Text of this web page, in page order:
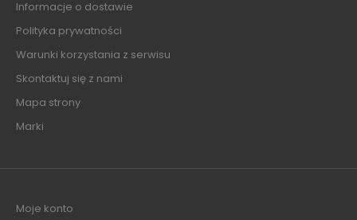
Informacje o dostawie
Polityka prywatności
Warunki korzystania z serwisu
Skontaktuj się z nami
Mapa strony
Marki
Moje konto